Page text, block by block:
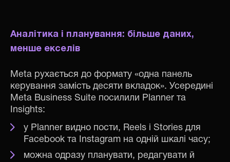
Аналітика і планування: більше даних,
менше екселів
Meta рухається до формату «одна панель
керування замість десяти вкладок». Усередині
Meta Business Suite посилили Planner та
Insights:
у Planner видно пости, Reels і Stories для
Facebook та Instagram на одній шкалі часу;
можна одразу планувати, редагувати й